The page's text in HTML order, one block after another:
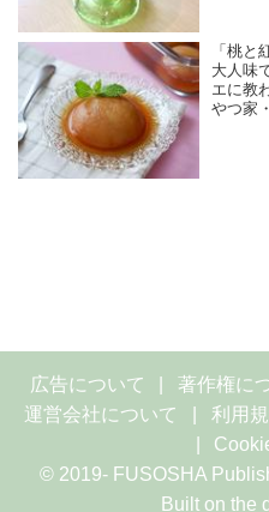
「桃と
大人味
エに教
やつ家
広告について 著作権に
運営会社について
利用
© 2019- FUSOSHA
Built on the